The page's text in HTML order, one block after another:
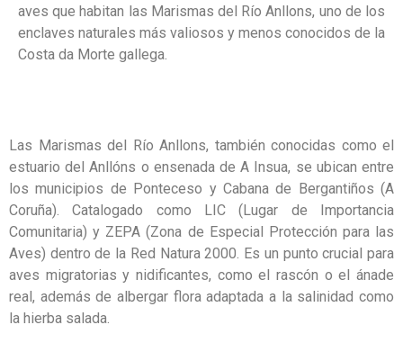
aves que habitan las Marismas del Río Anllons, uno de los
enclaves naturales más valiosos y menos conocidos de la
Costa da Morte gallega.
Las Marismas del Río Anllons, también conocidas como el
estuario del Anllóns o ensenada de A Insua, se ubican entre
los municipios de Ponteceso y Cabana de Bergantiños (A
Coruña). Catalogado como LIC (Lugar de Importancia
Comunitaria) y ZEPA (Zona de Especial Protección para las
Aves) dentro de la Red Natura 2000. Es un punto crucial para
aves migratorias y nidificantes, como el rascón o el ánade
real, además de albergar flora adaptada a la salinidad como
la hierba salada.